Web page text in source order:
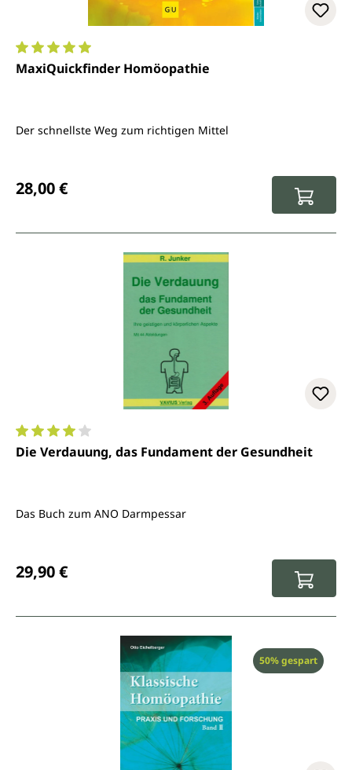
Durchschnittliche Bewertung von 5 von 5 Sternen
MaxiQuickfinder Homöopathie
Der schnellste Weg zum richtigen Mittel
28,00 €
Durchschnittliche Bewertung von 4 von 5 Sternen
Die Verdauung, das Fundament der Gesundheit
Das Buch zum ANO Darmpessar
29,90 €
Rabatt
50% gespart